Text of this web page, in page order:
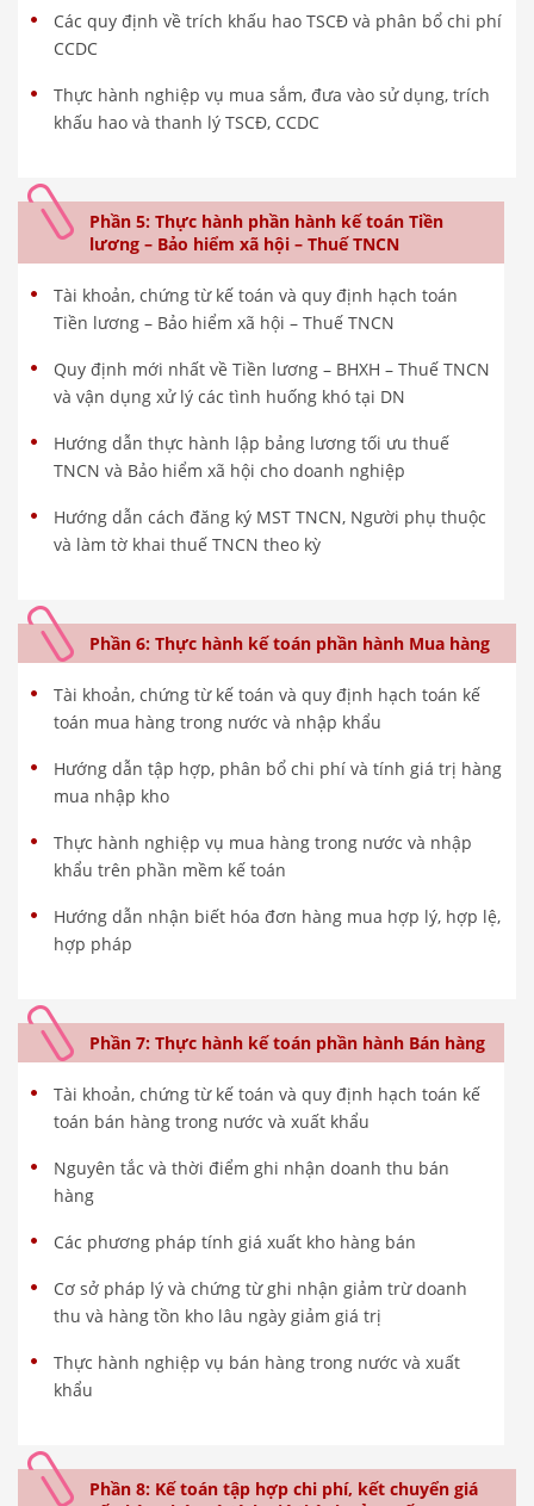
Các quy định về trích khấu hao TSCĐ và phân bổ chi phí
CCDC
Thực hành nghiệp vụ mua sắm, đưa vào sử dụng, trích
khấu hao và thanh lý TSCĐ, CCDC
Phần 5: Thực hành phần hành kế toán Tiền
lương – Bảo hiểm xã hội – Thuế TNCN
Tài khoản, chứng từ kế toán và quy định hạch toán
Tiền lương – Bảo hiểm xã hội – Thuế TNCN
Quy định mới nhất về Tiền lương – BHXH – Thuế TNCN
và vận dụng xử lý các tình huống khó tại DN
Hướng dẫn thực hành lập bảng lương tối ưu thuế
TNCN và Bảo hiểm xã hội cho doanh nghiệp
Hướng dẫn cách đăng ký MST TNCN, Người phụ thuộc
và làm tờ khai thuế TNCN theo kỳ
Phần 6: Thực hành kế toán phần hành Mua hàng
Tài khoản, chứng từ kế toán và quy định hạch toán kế
toán mua hàng trong nước và nhập khẩu
Hướng dẫn tập hợp, phân bổ chi phí và tính giá trị hàng
mua nhập kho
Thực hành nghiệp vụ mua hàng trong nước và nhập
khẩu trên phần mềm kế toán
Hướng dẫn nhận biết hóa đơn hàng mua hợp lý, hợp lệ,
hợp pháp
Phần 7: Thực hành kế toán phần hành Bán hàng
Tài khoản, chứng từ kế toán và quy định hạch toán kế
toán bán hàng trong nước và xuất khẩu
Nguyên tắc và thời điểm ghi nhận doanh thu bán
hàng
Các phương pháp tính giá xuất kho hàng bán
Cơ sở pháp lý và chứng từ ghi nhận giảm trừ doanh
thu và hàng tồn kho lâu ngày giảm giá trị
Thực hành nghiệp vụ bán hàng trong nước và xuất
khẩu
Phần 8: Kế toán tập hợp chi phí, kết chuyển giá